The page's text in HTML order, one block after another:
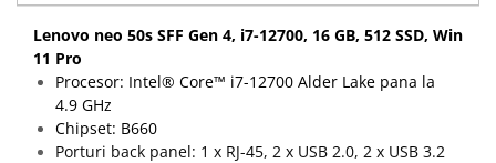
Calculatoare All-in-One RENEW
Componente All-in-One
Monitoare
Monitoare NOI
Monitoare Refurbished
Lenovo neo 50s SFF Gen 4, i7-12700, 16 GB, 512 SSD, Win
11 Pro
Procesor: Intel® Core™ i7-12700 Alder Lake pana la
4.9 GHz
Chipset: B660
Porturi back panel: 1 x RJ-45, 2 x USB 2.0, 2 x USB 3.2